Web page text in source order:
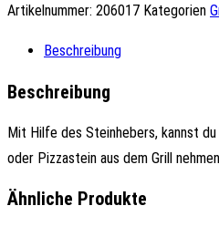
Artikelnummer: 206017 Kategorien
Beschreibung
Beschreibung
Mit Hilfe des Steinhebers, kannst
oder Pizzastein aus dem Grill
Ähnliche Produkte